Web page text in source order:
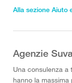
Alla sezione Aiuto
Agenzie
Una consulenza a
hanno la massima